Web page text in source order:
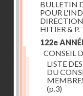
BULLETIN
POUR
DIRECTION
HITIER &
122e
CONSEIL
LISTE
DU
(p.3)